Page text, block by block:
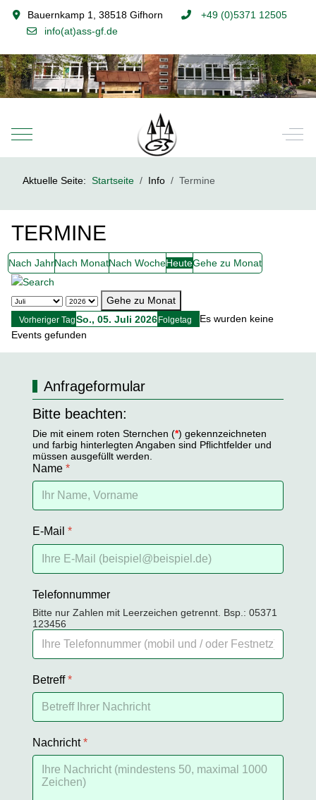
Bauernkamp 1, 38518 Gifhorn
+49 (0)5371 12505
info(at)ass-gf.de
Mobile Menu Toggle Off-
Aktuelle Seite:Startseite Info Termine
TERMINE
Nach JahrNach MonatNach WocheHeuteGehe zu Monat
Gehe zu Monat
Vorheriger TagSo., 05. Juli 2026Folgetag
Es wurden keine
Events gefunden
Anfrageformular
Bitte beachten:
Die mit einem roten Sternchen (*) gekennzeichneten
und farbig hinterlegten Angaben sind Pflichtfelder und
müssen ausgefüllt werden.
Name*
E-Mail*
Telefonnummer
Bitte nur Zahlen mit Leerzeichen getrennt. Bsp.: 05371
123456
Betreff*
Nachricht*